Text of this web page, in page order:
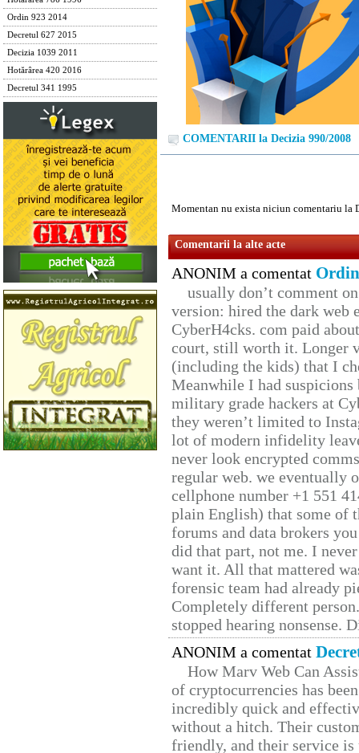
Ordin 923 2014
Decretul 627 2015
Decizia 1039 2011
Hotărârea 420 2016
Decretul 341 1995
COMENTARII la Decizia 990/2008
Momentan nu exista niciun comentariu la
Comentarii la alte acte
ANONIM a comentat
usually don’t comment
version: hired the dark web
CyberH4cks. com paid
court, still worth it. Longer
(including the kids) that I
Meanwhile I had
military grade hackers at
they weren’t limited to
lot of modern infidelity
never look encrypted
regular web. we eventually
cellphone number +1 551
plain English) that some of
forums and data brokers
did that part, not me. I
want it. All that mattered
forensic team had already
Completely different
stopped hearing nonsense.
ANONIM a comentat
How Marv Web Can
of cryptocurrencies has
incredibly quick and
without a hitch. Their
friendly, and their service